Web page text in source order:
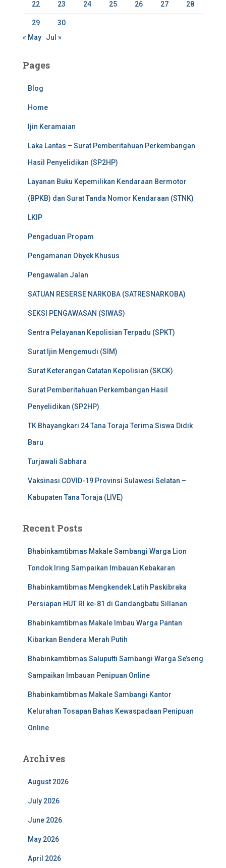
22 23 24 25 26 27 28
29
30
« May
Jul »
Pages
Blog
Home
Ijin Keramaian
Laka Lantas – Surat Pemberitahuan Perkembangan
Hasil Penyelidikan (SP2HP)
Layanan Buku Kepemilikan Kendaraan Bermotor
(BPKB) dan Surat Tanda Nomor Kendaraan (STNK)
LKIP
Pengaduan Propam
Pengamanan Obyek Khusus
Pengawalan Jalan
SATUAN RESERSE NARKOBA (SATRESNARKOBA)
SEKSI PENGAWASAN (SIWAS)
Sentra Pelayanan Kepolisian Terpadu (SPKT)
Surat Ijin Mengemudi (SIM)
Surat Keterangan Catatan Kepolisian (SKCK)
Surat Pemberitahuan Perkembangan Hasil
Penyelidikan (SP2HP)
TK Bhayangkari 24 Tana Toraja Terima Siswa Didik
Baru
Turjawali Sabhara
Vaksinasi COVID-19 Provinsi Sulawesi Selatan –
Kabupaten Tana Toraja (LIVE)
Recent Posts
Bhabinkamtibmas Makale Sambangi Warga Lion
Tondok Iring Sampaikan Imbauan Kebakaran
Bhabinkamtibmas Mengkendek Latih Paskibraka
Persiapan HUT RI ke-81 di Gandangbatu Sillanan
Bhabinkamtibmas Makale Imbau Warga Pantan
Kibarkan Bendera Merah Putih
Bhabinkamtibmas Saluputti Sambangi Warga Se’seng
Sampaikan Imbauan Penipuan Online
Bhabinkamtibmas Makale Sambangi Kantor
Kelurahan Tosapan Bahas Kewaspadaan Penipuan
Online
Archives
August 2026
July 2026
June 2026
May 2026
April 2026